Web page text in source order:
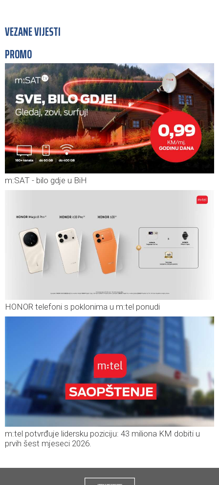
VEZANE VIJESTI
PROMO
m:SAT - bilo gdje u BiH
HONOR telefoni s poklonima u m:tel ponudi
m:tel potvrđuje lidersku poziciju: 43 miliona KM dobiti u
prvih šest mjeseci 2026.